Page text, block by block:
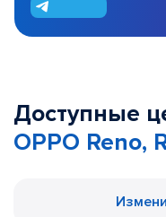
Доступные
OPPO Reno,